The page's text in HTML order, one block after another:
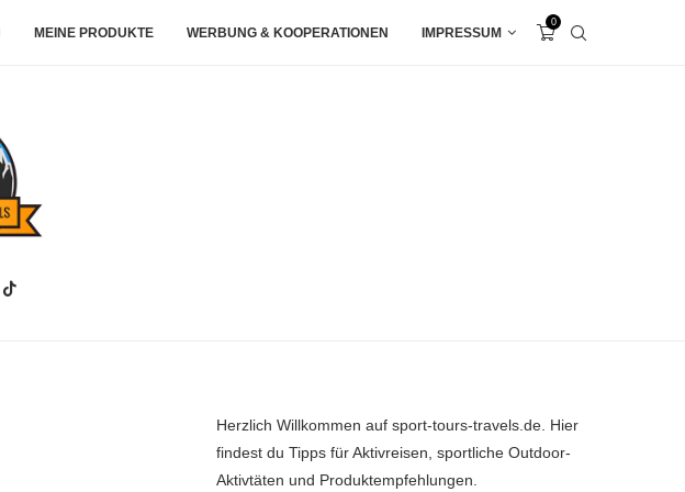
MEINE PRODUKTE WERBUNG & KOOPERATIONEN IMPRESSUM
0
Herzlich Willkommen auf sport-tours-travels.de. Hier
findest du Tipps für Aktivreisen, sportliche Outdoor-
Aktivtäten und Produktempfehlungen.